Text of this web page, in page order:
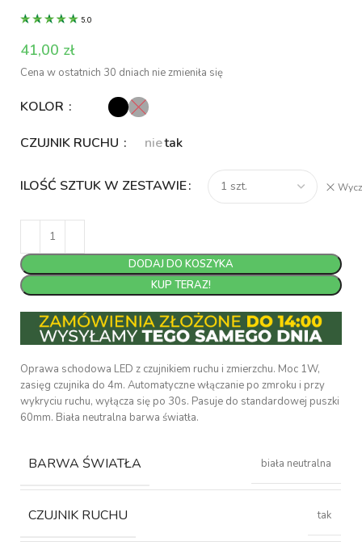
5.0
zł
Cena w ostatnich 30 dniach nie zmieniła się
KOLOR
CZUJNIK RUCHU nietak
ILOŚĆ SZTUK W ZESTAWIE
DODAJ DO KOSZYKA
KUP TERAZ!
Oprawa schodowa LED z czujnikiem ruchu i zmierzchu. Moc 1W,
zasięg czujnika do 4m. Automatyczne włączanie po zmroku i przy
wykryciu ruchu, wyłącza się po 30s. Pasuje do standardowej puszki
60mm. Biała neutralna barwa światła.
BARWA ŚWIATŁA biała neutralna
CZUJNIK RUCHU tak